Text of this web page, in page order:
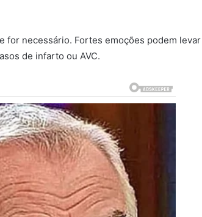
for necessário. Fortes emoções podem levar
de infarto ou AVC.